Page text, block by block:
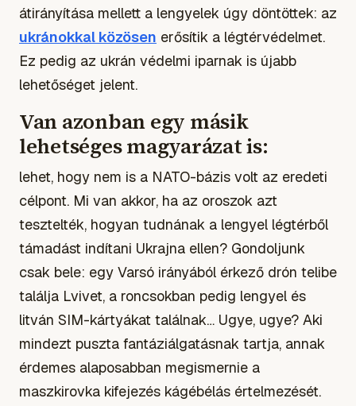
átirányítása mellett a lengyelek úgy döntöttek: az
ukránokkal közösen erősítik a légtérvédelmet.
Ez pedig az ukrán védelmi iparnak is újabb
lehetőséget jelent.
Van azonban egy másik
lehetséges magyarázat is:
lehet, hogy nem is a NATO-bázis volt az eredeti
célpont. Mi van akkor, ha az oroszok azt
tesztelték, hogyan tudnának a lengyel légtérből
támadást indítani Ukrajna ellen? Gondoljunk
csak bele: egy Varsó irányából érkező drón telibe
találja Lvivet, a roncsokban pedig lengyel és
litván SIM-kártyákat találnak… Ugye, ugye? Aki
mindezt puszta fantáziálgatásnak tartja, annak
érdemes alaposabban megismernie a
maszkirovka kifejezés kágébélás értelmezését.